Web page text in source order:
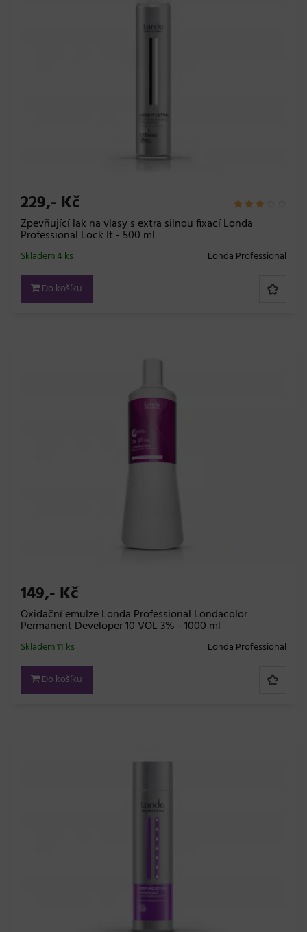
229,- Kč
Zpevňující lak na vlasy s extra silnou fixací Londa
Professional Lock It - 500 ml
Londa Professional
Skladem 4 ks
Do košíku
149,- Kč
Oxidační emulze Londa Professional Londacolor
Permanent Developer 10 VOL 3% - 1000 ml
Londa Professional
Skladem 11 ks
Do košíku